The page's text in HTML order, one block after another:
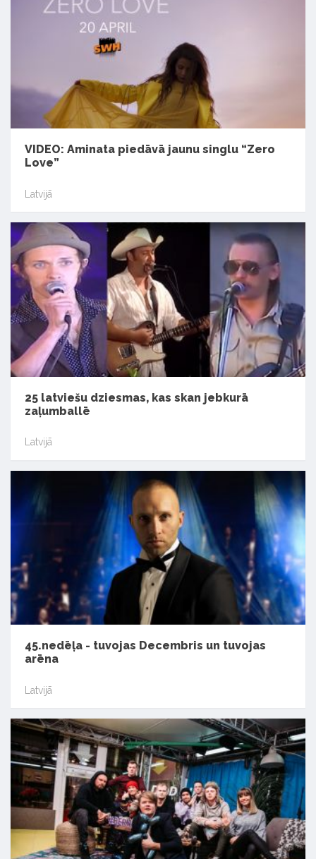
VIDEO: Aminata piedāvā jaunu singlu “Zero
Love”
Latvijā
25 latviešu dziesmas, kas skan jebkurā
zaļumballē
Latvijā
45.nedēļa - tuvojas Decembris un tuvojas
arēna
Latvijā